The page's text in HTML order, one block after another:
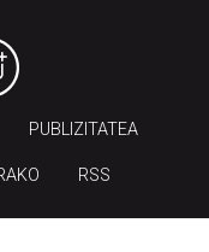
PUBLIZITATEA
RSS